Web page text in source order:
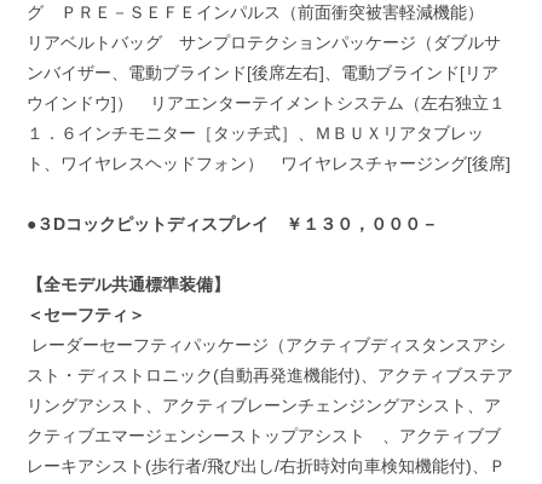
グ ＰＲＥ－ＳＥＦＥインパルス（前面衝突被害軽減機能）
リアベルトバッグ サンプロテクションパッケージ（ダブルサ
ンバイザー、電動ブラインド[後席左右]、電動ブラインド[リア
ウインドウ]） リアエンターテイメントシステム（左右独立１
１．６インチモニター［タッチ式］、ＭＢＵＸリアタブレッ
ト、ワイヤレスヘッドフォン） ワイヤレスチャージング[後席]
●３Dコックピットディスプレイ ￥１３０，０００－
【全モデル共通標準装備】
＜セーフティ＞
レーダーセーフティパッケージ（アクティブディスタンスアシ
スト・ディストロニック(自動再発進機能付)、アクティブステア
リングアシスト、アクティブレーンチェンジングアシスト、ア
クティブエマージェンシーストップアシスト 、アクティブブ
レーキアシスト(歩行者/飛び出し/右折時対向車検知機能付)、Ｐ